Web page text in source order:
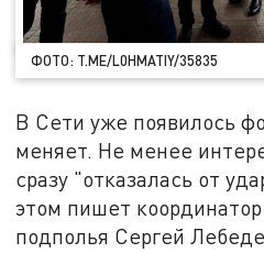
ФОТО: T.ME/L0HMATIY/35835
В Сети уже появилось
меняет. Не менее
сразу "отказалась от
этом пишет
подполья Сергей